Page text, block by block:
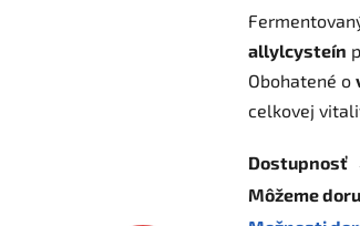
je
0,0
z
5
allylcysteín
Obohatené o
celkovej
Dostupnosť
Môžeme